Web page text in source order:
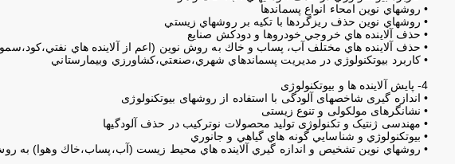
• روشهاي نوين امحاء انواع پسماندها
• روشهاي نوين حذف ريزگردها با تكيه بر روشهاي زيستي
• حذف آلاينده هاي خروجي خودروها و دودكش صنايع
• حذف آلاينده هاي مختلف آب، پساب و خاك به روش نوين (اعم از آلاينده هاي
• كاربرد بيوتكنولوژي در مديريت پسماندهاي شهري،صنعتي،كشاورزي وبيمارستاني
4- پایش آلاینده ها و بیوتکنولوژی
• اندازه گیری شاخصهای آلودگی با استفاده از روشهای بیوتکنولوژی
• نشانگرهای مولکولی و تنوع زیستی
• مهندسی ژنتیک و تکنولوژی تولید محصولات نوترکیب در حذف آلودگیها
• بيوتكنولوژي و شناسايي گونه هاي گياهي و جانوري
• روشهاي نوين تشخيص و اندازه گيري آلاينده هاي محيط زيست (آب،پساب،خاك وهوا) به